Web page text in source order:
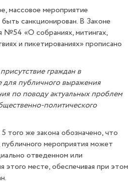
массовое мероприятие
санкционирован. В Законе
№54 «О собраниях, митингах,
и пикетированиях» прописано
граждан в
для публичного выражения
по поводу актуальных проблем
политического
того же закона обозначено, что
публичного мероприятия может
отведенном или
этого месте, обеспечивая при этом